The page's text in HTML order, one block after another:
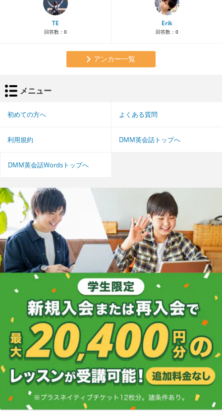
TE
回答数： 0
Erik
回答数： 0
アンカー一覧
メニュー
初めての方へ よくある質問
利用規約 DMM英会話トップへ
DMM英会話Wordsトップへ